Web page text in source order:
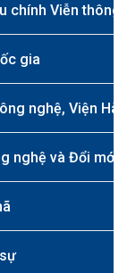
chính Viễn thông
gia
nghệ, Viện
nghệ và Đổi mới